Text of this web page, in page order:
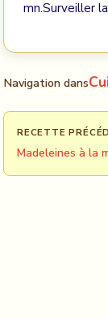
mn.Surveiller
Navigation dans
RECETTE
Madeleines à la